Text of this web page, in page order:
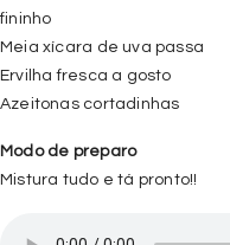
fininho
Meia xícara de uva passa
Ervilha fresca a gosto
Azeitonas cortadinhas
Modo de preparo
Mistura tudo e tá pronto!!